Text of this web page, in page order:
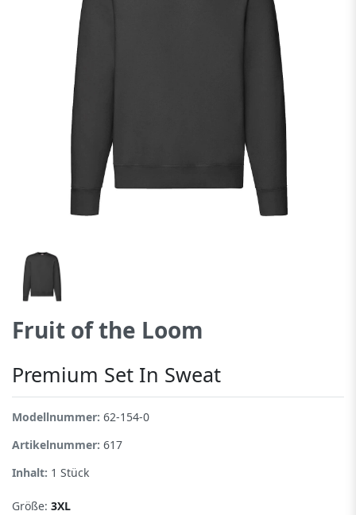
Fruit of the Loom
Premium Set In Sweat
Modellnummer: 62-154-0
Artikelnummer: 617
Inhalt: 1 Stück
Größe: 3XL